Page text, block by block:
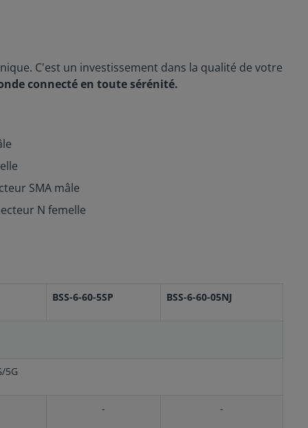
C'est un investissement dans la qualité de votre
connecté en toute sérénité.
SMA mâle
N femelle
BSS-6-60-5SP BSS-6-60-05NJ
5G
- -